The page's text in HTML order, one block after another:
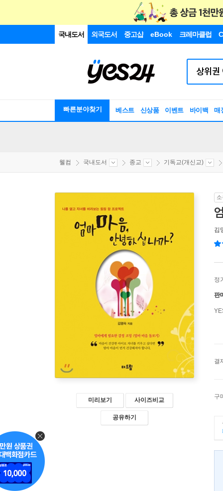
국내도서 외국도서 중고샵 eBook 크레마클럽
빠른분야찾기 베스트 신상품 이벤트 바이백 매
웰컴 국내도서 종교 기독교(개신교)
미리보기 사이즈비교
공유하기
김
정
판
결
구